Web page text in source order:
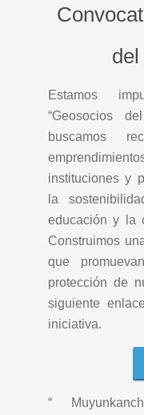
Estamos
“Geosocios
buscamos
instituciones y
la
educación y la
Construimos
que
protección de
siguiente
iniciativa.
“